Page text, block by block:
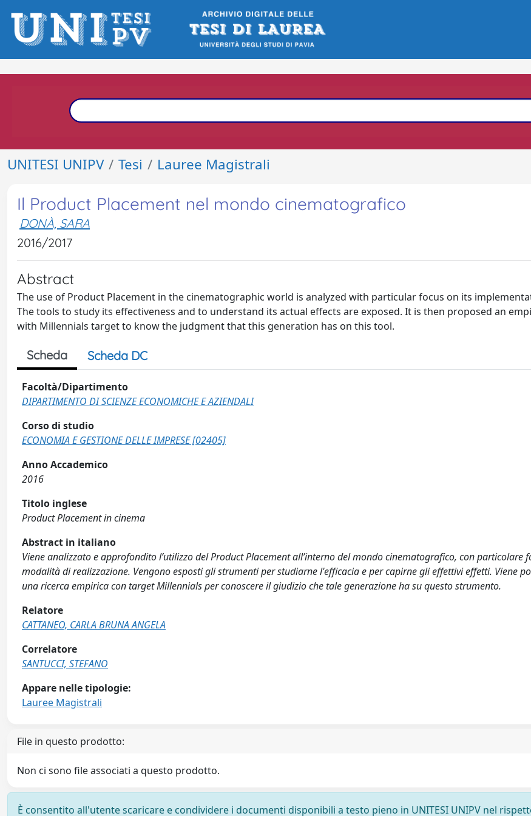
UNITESI UNIPV Tesi Lauree Magistrali
Il Product Placement nel mondo cinematografico
DONÀ, SARA
2016/2017
Abstract
The use of Product Placement in the cinematographic world is analyzed with particular focus on its
The tools to study its effectiveness and to understand its actual effects are exposed. It is then proposed an
with Millennials target to know the judgment that this generation has on this tool.
Scheda Scheda DC
Facoltà/Dipartimento
DIPARTIMENTO DI SCIENZE ECONOMICHE E AZIENDALI
Corso di studio
ECONOMIA E GESTIONE DELLE IMPRESE [02405]
Anno Accademico
2016
Titolo inglese
Product Placement in cinema
Abstract in italiano
Viene analizzato e approfondito l’utilizzo del Product Placement all’interno del mondo cinematografico, con particolare
modalità di realizzazione. Vengono esposti gli strumenti per studiarne l'efficacia e per capirne gli effettivi effetti. Viene
una ricerca empirica con target Millennials per conoscere il giudizio che tale generazione ha su questo strumento.
Relatore
CATTANEO, CARLA BRUNA ANGELA
Correlatore
SANTUCCI, STEFANO
Appare nelle tipologie:
Lauree Magistrali
File in questo prodotto:
Non ci sono file associati a questo prodotto.
È consentito all'utente scaricare e condividere i documenti disponibili a testo pieno in UNITESI UNIPV nel